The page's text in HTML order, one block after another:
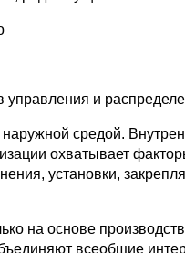
управления и
средой.
охватывает
установки,
на основе
всеобщие